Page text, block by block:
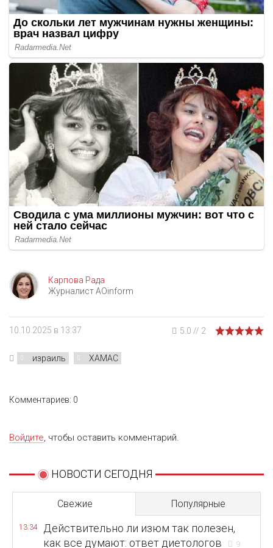
Карпова Рада
Журналист AOinform
10.10.2025 в 13:37 5.0 // 2
израиль ХАМАС
Комментариев: 0
Войдите, чтобы оставить комментарий.
НОВОСТИ СЕГОДНЯ
Свежие Популярные
13:34
Действительно ли изюм так полезен,
как все думают: ответ диетологов
9